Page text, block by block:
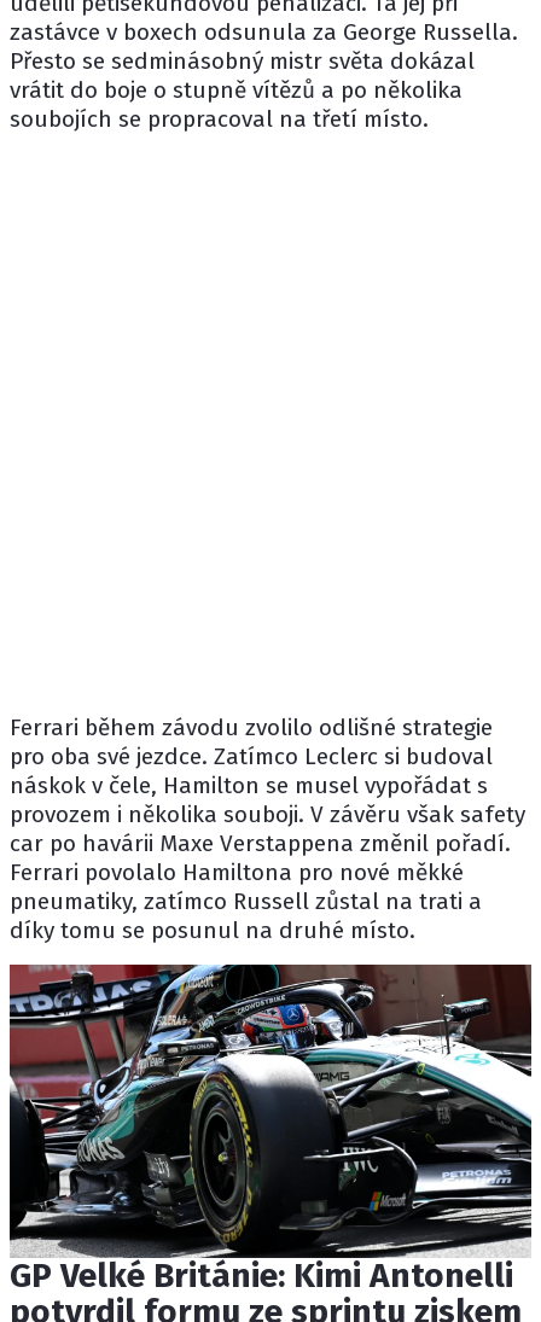
zastávce v boxech odsunula za George Russella.
Přesto se sedminásobný mistr světa dokázal
vrátit do boje o stupně vítězů a po několika
soubojích se propracoval na třetí místo.
Ferrari během závodu zvolilo odlišné strategie
pro oba své jezdce. Zatímco Leclerc si budoval
náskok v čele, Hamilton se musel vypořádat s
provozem i několika souboji. V závěru však safety
car po havárii Maxe Verstappena změnil pořadí.
Ferrari povolalo Hamiltona pro nové měkké
pneumatiky, zatímco Russell zůstal na trati a
díky tomu se posunul na druhé místo.
GP Velké Británie: Kimi Antonelli
potvrdil formu ze sprintu ziskem